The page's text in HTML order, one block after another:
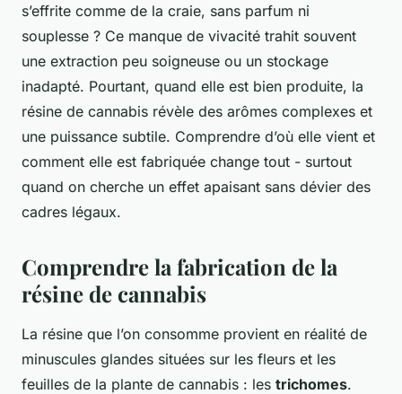
s’effrite comme de la craie, sans parfum ni
souplesse ? Ce manque de vivacité trahit souvent
une extraction peu soigneuse ou un stockage
inadapté. Pourtant, quand elle est bien produite, la
résine de cannabis révèle des arômes complexes et
une puissance subtile. Comprendre d’où elle vient et
comment elle est fabriquée change tout - surtout
quand on cherche un effet apaisant sans dévier des
cadres légaux.
Comprendre la fabrication de la
résine de cannabis
La résine que l’on consomme provient en réalité de
minuscules glandes situées sur les fleurs et les
feuilles de la plante de cannabis : les trichomes.